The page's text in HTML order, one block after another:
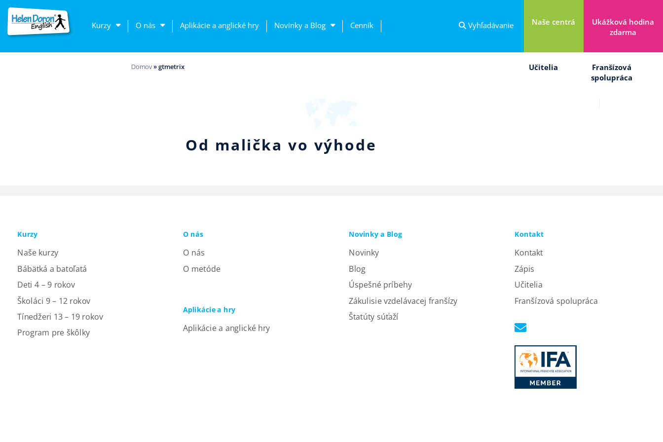
Kurzy O nás Aplikácie a anglické hry Novinky a Blog Cenník Vyhľadávanie Naše centrá
Ukážková hodina
zdarma
Domov»gtmetrix Učitelia
Franšízová
spolupráca
Od malička vo výhode
Kurzy
Naše kurzy
Bábätká a batoľatá
Deti 4 – 9 rokov
Školáci 9 – 12 rokov
Tínedžeri 13 – 19 rokov
Program pre škôlky
O nás
O nás
O metóde
Aplikácie a hry
Aplikácie a anglické hry
Novinky a Blog
Novinky
Blog
Úspešné príbehy
Zákulisie vzdelávacej franšízy
Štatúty súťaží
Kontakt
Kontakt
Zápis
Učitelia
Franšízová spolupráca